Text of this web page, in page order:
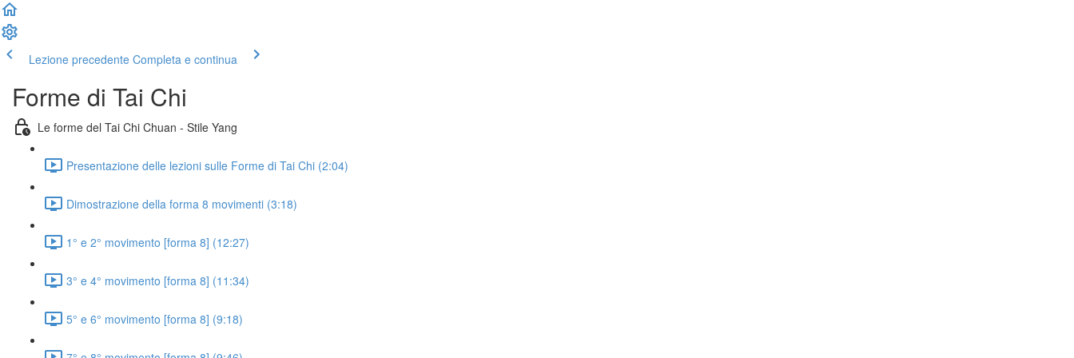
Lezione precedente Completa e continua
Forme di Tai Chi
Le forme del Tai Chi Chuan - Stile Yang
Presentazione delle lezioni sulle Forme di Tai Chi (2:04)
Dimostrazione della forma 8 movimenti (3:18)
1° e 2° movimento [forma 8] (12:27)
3° e 4° movimento [forma 8] (11:34)
5° e 6° movimento [forma 8] (9:18)